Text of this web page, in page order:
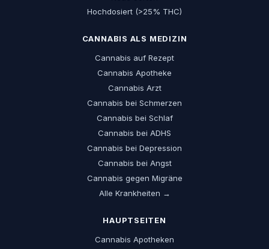
Hochdosiert (>25% THC)
CANNABIS ALS MEDIZIN
Cannabis auf Rezept
Cannabis Apotheke
Cannabis Arzt
Cannabis bei Schmerzen
Cannabis bei Schlaf
Cannabis bei ADHS
Cannabis bei Depression
Cannabis bei Angst
Cannabis gegen Migräne
Alle Krankheiten →
HAUPTSEITEN
Cannabis Apotheken